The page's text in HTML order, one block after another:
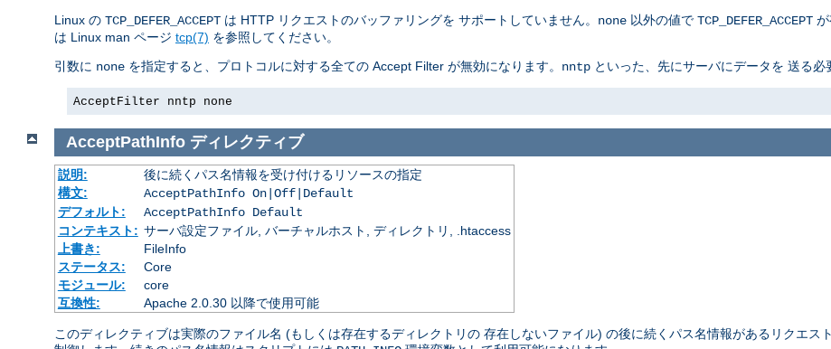
Linux の TCP_DEFER_ACCEPT は HTTP リクエストのバッファリングを サポートしていません。 none 以外の値で TCP_DEFER_ACCEPT
は Linux man ページ tcp(7) を参照してください。
引数に none を指定すると、プロトコルに対する全ての Accept Filter が無効になります。 nntp といった、先にサーバにデータを 送る
AcceptFilter nntp none
AcceptPathInfo ディレクティブ
説明:
後に続くパス名情報を受け付けるリソースの指定
構文:
AcceptPathInfo On|Off|Default
デフォルト:
AcceptPathInfo Default
コンテキスト: サーバ設定ファイル, バーチャルホスト, ディレクトリ, .htaccess
上書き:
FileInfo
ステータス:
Core
モジュール:
core
互換性:
Apache 2.0.30 以降で使用可能
このディレクティブは実際のファイル名 (もしくは存在するディレクトリの 存在しないファイル) の後に続くパス名情報があるリクエス